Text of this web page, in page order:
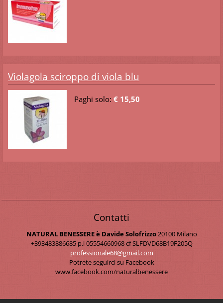
Violagola sciroppo di viola blu
Paghi solo: € 15,50
Contatti
NATURAL BENESSERE è Davide Solofrizzo20100 Milano
+393483886685 p.i 05554660968 cf SLFDVD68B19F205Q
professionale68@gmail.com
Potrete seguirci su Facebook
www.facebook.com/naturalbenessere